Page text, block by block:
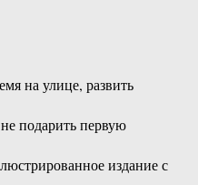
на улице, развить
подарить первую
издание с